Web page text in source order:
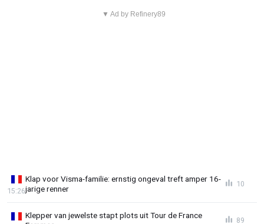
▼ Ad by Refinery89
Klap voor Visma-familie: ernstig ongeval treft amper 16-
jarige renner
15:26
10
Klepper van jewelste stapt plots uit Tour de France
89